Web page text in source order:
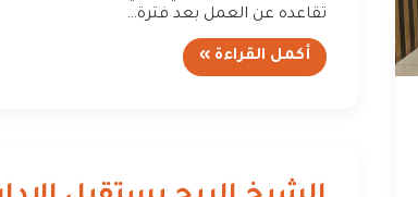
تقاعده عن العمل بعد فترة…
أكمل القراءة »